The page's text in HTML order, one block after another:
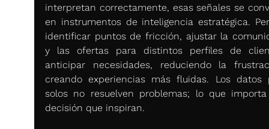
interpretan correctamente, esas señales se
en instrumentos de inteligencia estratégica.
identificar puntos de fricción, ajustar la
y las ofertas para distintos perfiles de
anticipar necesidades, reduciendo la
creando experiencias más fluidas. Los datos
solos no resuelven problemas; lo que
decisión que inspiran.